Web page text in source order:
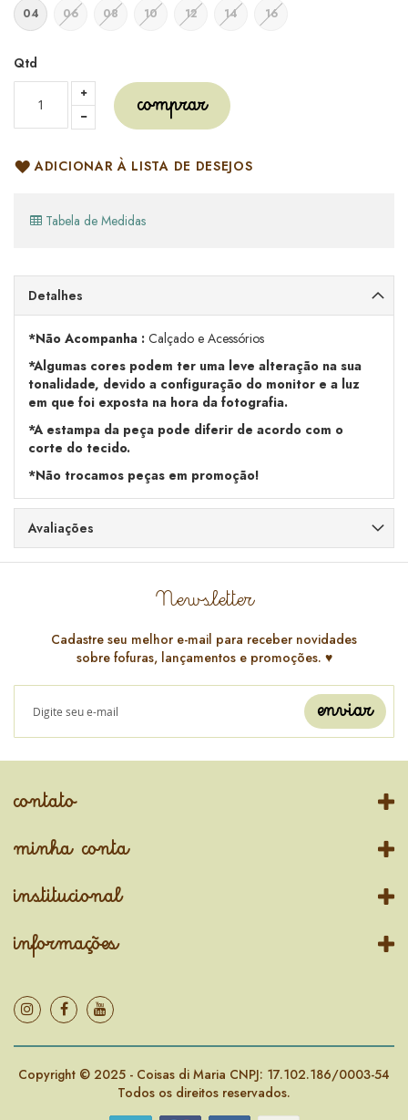
04 06 08 10 12 14 16
Qtd
comprar
ADICIONAR À LISTA DE DESEJOS
Tabela de Medidas
Detalhes
*Não Acompanha : Calçado e Acessórios
*Algumas cores podem ter uma leve alteração na sua
tonalidade, devido a configuração do monitor e a luz
em que foi exposta na hora da fotografia.
*A estampa da peça pode diferir de acordo com o
corte do tecido.
*Não trocamos peças em promoção!
Avaliações
Newsletter
Cadastre seu melhor e-mail para receber novidades
sobre fofuras, lançamentos e promoções. ♥️
enviar
contato
minha conta
institucional
informações
Copyright © 2025 - Coisas di Maria CNPJ: 17.102.186/0003-54
Todos os direitos reservados.